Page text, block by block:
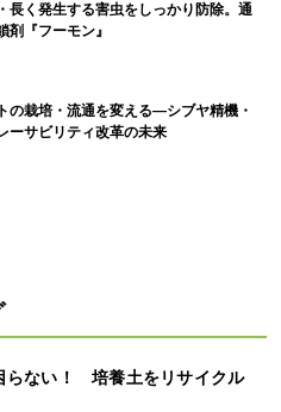
長く発生する害虫をしっかり防除。通
剤『フーモン』
の栽培・流通を変える―シブヤ精機・
ーサビリティ改革の未来
らない！ 培養土をリサイクル